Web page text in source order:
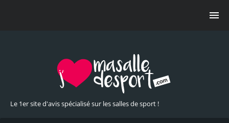
Le 1er site d'avis spécialisé sur les salles de sport !